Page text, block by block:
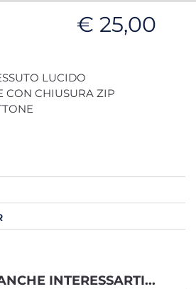
€ 25,00
LUCIDO
CON CHIUSURA ZIP
INTERESSARTI...